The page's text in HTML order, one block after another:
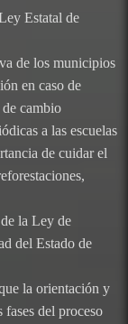
Estatal de
de los municipios
en caso de
cambio
a las escuelas
de cuidar el
la Ley de
del Estado de
la orientación y
del proceso